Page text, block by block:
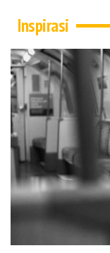
Inspirasi